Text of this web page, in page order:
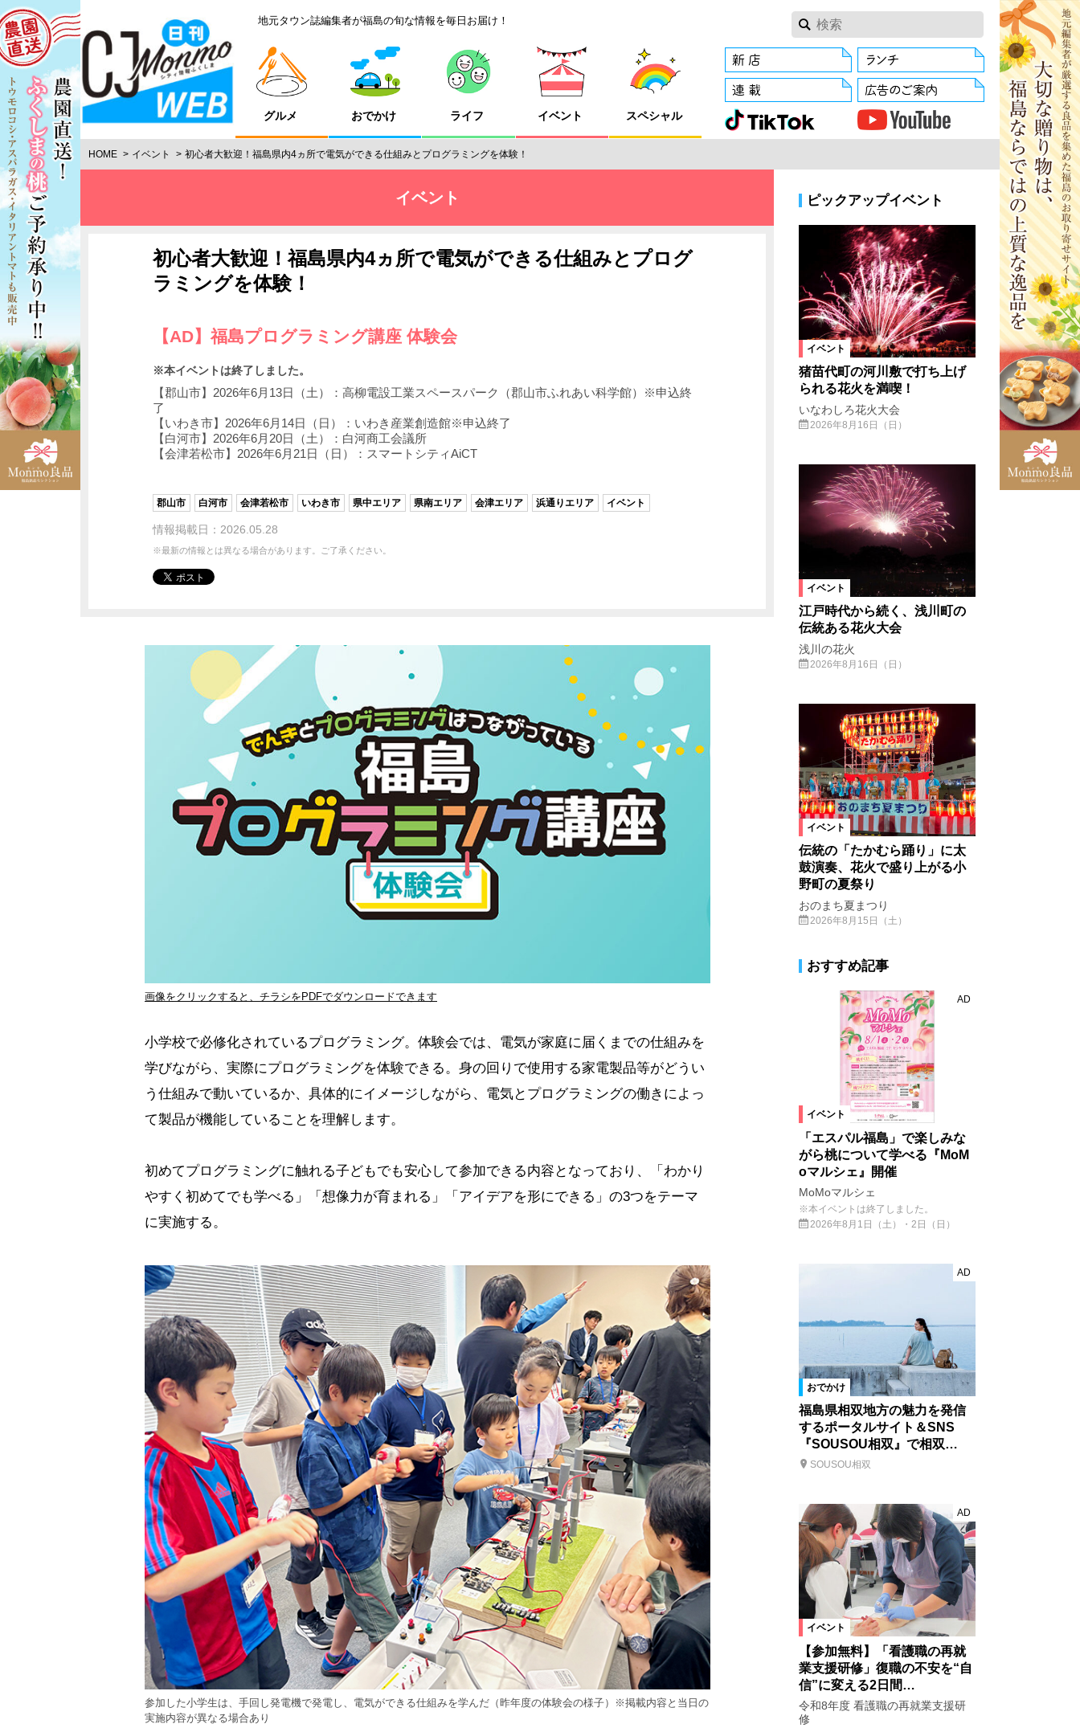
地元タウン誌編集者が福島の旬な情報を毎日お届け！
グルメ おでかけ ライフ イベント スペシャル
HOME イベント 初心者大歓迎！福島県内4ヵ所で電気ができる仕組みとプログラミングを体験！
イベント
初心者大歓迎！福島県内4ヵ所で電気ができる仕組みとプログ
ラミングを体験！
【AD】福島プログラミング講座 体験会
※本イベントは終了しました。
【郡山市】2026年6月13日（土）：高柳電設工業スペースパーク（郡山市ふれあい科学館）※申込終
了
【いわき市】2026年6月14日（日）：いわき産業創造館※申込終了
【白河市】2026年6月20日（土）：白河商工会議所
【会津若松市】2026年6月21日（日）：スマートシティAiCT
郡山市 白河市 会津若松市 いわき市 県中エリア 県南エリア 会津エリア 浜通りエリア イベント
情報掲載日：2026.05.28
※最新の情報とは異なる場合があります。ご了承ください。
画像をクリックすると、チラシをPDFでダウンロードできます
小学校で必修化されているプログラミング。体験会では、電気が家庭に届くまでの仕組みを
学びながら、実際にプログラミングを体験できる。身の回りで使用する家電製品等がどうい
う仕組みで動いているか、具体的にイメージしながら、電気とプログラミングの働きによっ
て製品が機能していることを理解します。
初めてプログラミングに触れる子どもでも安心して参加できる内容となっており、「わかり
やすく初めてでも学べる」「想像力が育まれる」「アイデアを形にできる」の3つをテーマ
に実施する。
参加した小学生は、手回し発電機で発電し、電気ができる仕組みを学んだ（昨年度の体験会の様子）※掲載内容と当日の
実施内容が異なる場合あり
ピックアップイベント
イベント
猪苗代町の河川敷で打ち上げ
られる花火を満喫！
いなわしろ花火大会
2026年8月16日（日）
イベント
江戸時代から続く、浅川町の
伝統ある花火大会
浅川の花火
2026年8月16日（日）
イベント
伝統の「たかむら踊り」に太
鼓演奏、花火で盛り上がる小
野町の夏祭り
おのまち夏まつり
2026年8月15日（土）
おすすめ記事
イベント
AD
「エスパル福島」で楽しみな
がら桃について学べる『MoM
oマルシェ』開催
MoMoマルシェ
※本イベントは終了しました。
2026年8月1日（土）・2日（日）
おでかけ
AD
福島県相双地方の魅力を発信
するポータルサイト＆SNS
『SOUSOU相双』で相双…
SOUSOU相双
イベント
AD
【参加無料】「看護職の再就
業支援研修」復職の不安を“自
信”に変える2日間…
令和8年度 看護職の再就業支援研
修